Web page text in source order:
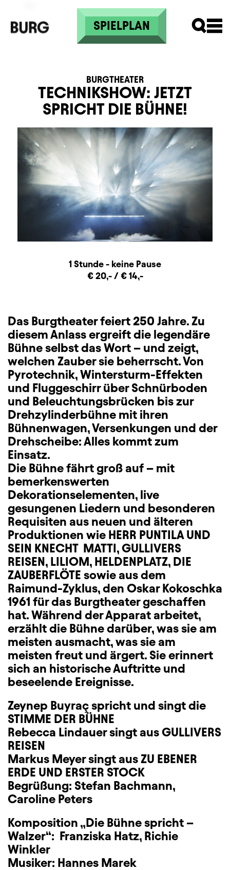
Direkt zum Inhalt
SPIELPLAN
TECHNIKSHOW: JETZT
SPRICHT DIE BÜHNE!
BURGTHEATER
Information
Dauer und Pausen1 Stunde - keine Pause
€ 20,- / € 14,-
Das Burgtheater feiert 250 Jahre. Zu
diesem Anlass ergreift die legendäre
Bühne selbst das Wort – und zeigt,
welchen Zauber sie beherrscht. Von
Pyrotechnik, Wintersturm-Effekten
und Fluggeschirr über Schnürboden
und Beleuchtungsbrücken bis zur
Drehzylinderbühne mit ihren
Bühnenwagen, Versenkungen und der
Drehscheibe: Alles kommt zum
Einsatz.
Die Bühne fährt groß auf – mit
bemerkenswerten
Dekorationselementen, live
gesungenen Liedern und besonderen
Requisiten aus neuen und älteren
Produktionen wie HERR PUNTILA UND
SEIN KNECHT MATTI, GULLIVERS
REISEN, LILIOM, HELDENPLATZ, DIE
ZAUBERFLÖTE sowie aus dem
Raimund-Zyklus, den Oskar Kokoschka
1961 für das Burgtheater geschaffen
hat. Während der Apparat arbeitet,
erzählt die Bühne darüber, was sie am
meisten ausmacht, was sie am
meisten freut und ärgert. Sie erinnert
sich an historische Auftritte und
beseelende Ereignisse.
Zeynep Buyraçspricht und singt die
STIMME DER BÜHNE
Rebecca Lindauer singt aus GULLIVERS
REISEN
Markus Meyer singt aus ZU EBENER
ERDE UND ERSTER STOCK
Begrüßung: Stefan Bachmann,
Caroline Peters
Komposition „Die Bühne spricht –
Walzer“: Franziska Hatz, Richie
Winkler
Musiker: Hannes Marek